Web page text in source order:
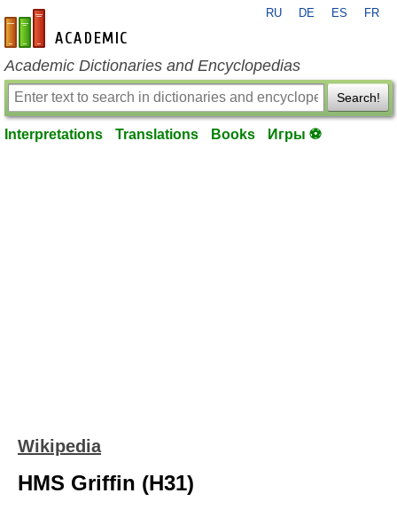
en-academic.com
RU DE ES FR
Academic Dictionaries and Encyclopedias
Search!
Interpretations Translations Books Игры ⚽
Wikipedia
HMS Griffin (H31)